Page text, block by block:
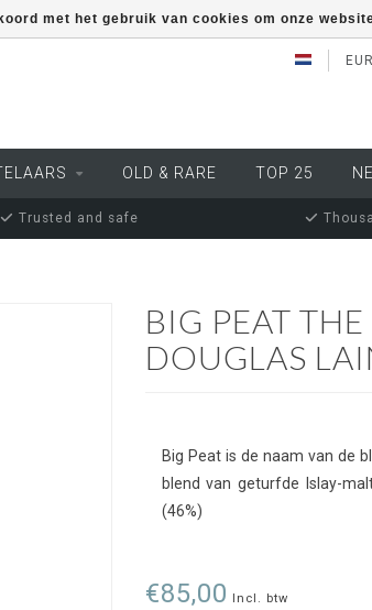
EUR
OLD & RARE TOP 25
Trusted and safe
BIG PEAT
DOUGLAS
Big Peat is de naam van de
blend van geturfde Islay-
(46%)
€85,00 Incl. btw
met het gebruik van cookies om onze